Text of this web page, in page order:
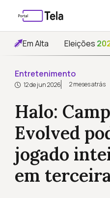
Em Alta Eleições
Entretenimento
12 de jun 2026 2 meses atrás
Halo:
Evolved
jogado
em